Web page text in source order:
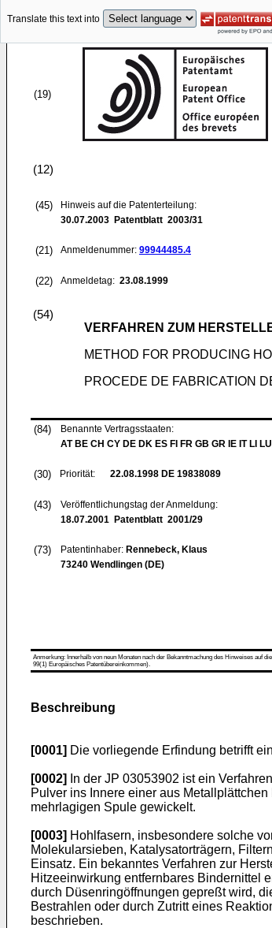
Translate this text into
(19)
(12)
(45)
Hinweis auf die Patenterteilung:
30.07.2003 Patentblatt 2003/31
(21) Anmeldenummer: 99944485.4
(22) Anmeldetag: 23.08.1999
(54)
VERFAHREN ZUM
METHOD FOR PRODUCING
PROCEDE DE FABRICATION
(84)
Benannte Vertragsstaaten:
AT BE CH CY DE DK ES FI FR GB GR IE IT LI
(30) Priorität: 22.08.1998 DE 19838089
(43)
Veröffentlichungstag der Anmeldung:
18.07.2001 Patentblatt 2001/29
(73) Patentinhaber: Rennebeck, Klaus
73240 Wendlingen (DE)
Anmerkung: Innerhalb von neun Monaten nach der Bekanntmachung des Hinweises auf
99(1) Europäisches Patentübereinkommen).
Beschreibung
[0001] Die vorliegende Erfindung betrifft
[0002]
In der JP 03053902 ist ein
Pulver ins Innere einer aus
mehrlagigen Spule gewickelt.
[0003] Hohlfasern, insbesondere solche
Molekularsieben, Katalysatorträgern,
Einsatz. Ein bekanntes Verfahren zur
Hitzeeinwirkung entfernbares Bindernittel
durch Düsenringöffnungen gepreßt wird,
Bestrahlen oder durch Zutritt eines
beschrieben.